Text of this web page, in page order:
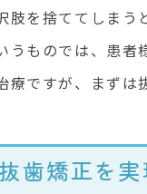
を捨ててしまう
ものでは、患者
療ですが、まずは
歯矯正を実